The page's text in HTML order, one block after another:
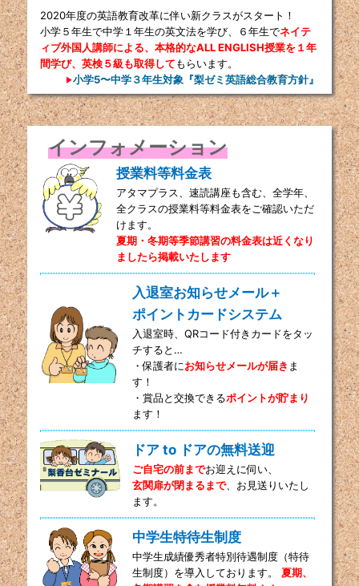
2020年度の英語教育改革に伴い新クラスがスタート！
小学５年生で中学１年生の英文法を学び、６年生でネイテ
ィブ外国人講師による、本格的なALL ENGLISH授業を１年
間学び、英検５級も取得してもらいます。
小学5〜中学３年生対象『梨ゼミ英語総合教育方針』
インフォメーション
授業料等料金表
アタマプラス、速読講座も含む、全学年、
全クラスの授業料等料金表をご確認いただ
けます。
夏期・冬期等季節講習の料金表は近くなり
ましたら掲載いたします
入退室お知らせメール＋
ポイントカードシステム
入退室時、QRコード付きカードをタッ
チすると…
・保護者にお知らせメールが届き ま
す！
・賞品と交換できるポイントが貯まり
ます！
ドア to ドアの無料送迎
ご自宅の前までお迎えに伺い、
玄関扉が閉まるまで、お見送りいたし
ます。
中学生特待生制度
中学生成績優秀者特別待遇制度（特待
生制度）を導入しております。 夏期、